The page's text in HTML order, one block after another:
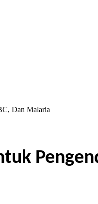
Dan Malaria